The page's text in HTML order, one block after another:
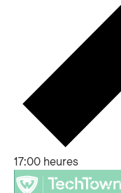
17:00 heures